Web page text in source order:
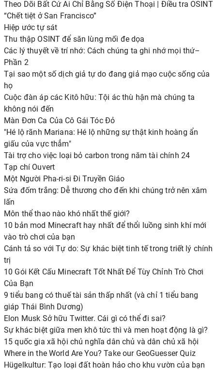
Theo Dõi Bất Cứ Ai Chỉ Bằng Số Điện Thoại | Điều tra OSINT
“Chết tiệt ở San Francisco”
Hiệp ước tự sát
Thu thập OSINT để săn lùng mối đe dọa
Các lý thuyết về trí nhớ: Cách chúng ta ghi nhớ mọi thứ–
Phần 2
Tại sao một số dịch giả tự do đang giả mạo cuộc sống của
họ
Cuộc đàn áp các Kitô hữu: Tội ác thù hận mà chúng ta
không nói đến
Màn Đơn Ca Của Cô Gái Tóc Đỏ
"Hé lộ rãnh Mariana: Hé lộ những sự thật kinh hoàng ẩn
giấu của vực thẳm"
Tài trợ cho việc loại bỏ carbon trong năm tài chính 24
Tạp chí Ouvert
Một Người Pha-ri-si Đi Truyền Giáo
Sứa đốm trắng: Dễ thương cho đến khi chúng trở nên xâm
lấn
Môn thể thao nào khó nhất thế giới?
10 bản mod Minecraft hay nhất để thổi luồng sinh khí mới
vào trò chơi của bạn
Cánh tả so với Tự do: Sự khác biệt tinh tế trong triết lý chính
trị
10 Gói Kết Cấu Minecraft Tốt Nhất Để Tùy Chỉnh Trò Chơi
Của Bạn
9 tiểu bang có thuế tài sản thấp nhất (và chỉ 1 tiểu bang
giáp Thái Bình Dương)
Elon Musk Sở hữu Twitter. Cái gì có thể đi sai?
Sự khác biệt giữa men khô tức thì và men hoạt động là gì?
15 quốc gia xã hội chủ nghĩa dân chủ và dân chủ xã hội
Where in the World Are You? Take our GeoGuesser Quiz
Hügelkultur: Tạo loại đất hoàn hảo cho khu vườn của bạn